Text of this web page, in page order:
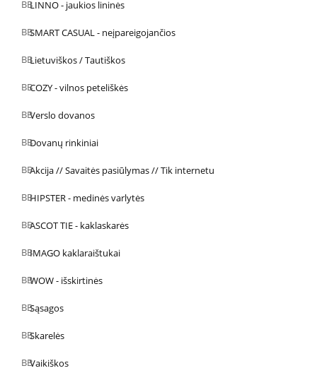
LINNO - jaukios lininės
SMART CASUAL - neįpareigojančios
Lietuviškos / Tautiškos
COZY - vilnos peteliškės
Verslo dovanos
Dovanų rinkiniai
Akcija // Savaitės pasiūlymas // Tik internetu
HIPSTER - medinės varlytės
ASCOT TIE - kaklaskarės
IMAGO kaklaraištukai
WOW - išskirtinės
Sąsagos
Skarelės
Vaikiškos